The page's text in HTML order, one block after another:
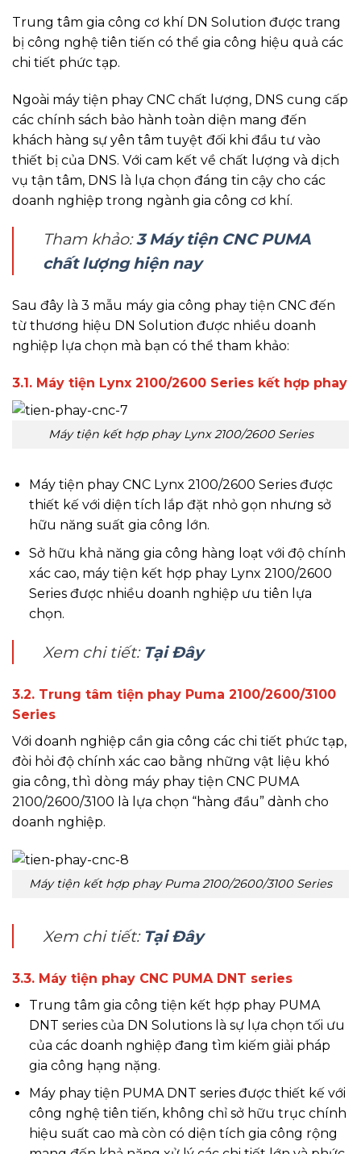
Trung tâm gia công cơ khí DN Solution được trang
bị công nghệ tiên tiến có thể gia công hiệu quả các
chi tiết phức tạp.
Ngoài máy tiện phay CNC chất lượng, DNS cung cấp
các chính sách bảo hành toàn diện mang đến
khách hàng sự yên tâm tuyệt đối khi đầu tư vào
thiết bị của DNS. Với cam kết về chất lượng và dịch
vụ tận tâm, DNS là lựa chọn đáng tin cậy cho các
doanh nghiệp trong ngành gia công cơ khí.
Tham khảo:3 Máy tiện CNC PUMA
chất lượng hiện nay
Sau đây là 3 mẫu máy gia công phay tiện CNC đến
từ thương hiệu DN Solution được nhiều doanh
nghiệp lựa chọn mà bạn có thể tham khảo:
3.1. Máy tiện Lynx 2100/2600 Series kết hợp phay
Máy tiện kết hợp phay Lynx 2100/2600 Series
Máy tiện phay CNC Lynx 2100/2600 Series được
thiết kế với diện tích lắp đặt nhỏ gọn nhưng sở
hữu năng suất gia công lớn.
Sở hữu khả năng gia công hàng loạt với độ chính
xác cao, máy tiện kết hợp phay Lynx 2100/2600
Series được nhiều doanh nghiệp ưu tiên lựa
chọn.
Xem chi tiết: Tại Đây
3.2. Trung tâm tiện phay Puma 2100/2600/3100
Series
Với doanh nghiệp cần gia công các chi tiết phức tạp,
đòi hỏi độ chính xác cao bằng những vật liệu khó
gia công, thì dòng máy phay tiện CNC PUMA
2100/2600/3100 là lựa chọn “hàng đầu” dành cho
doanh nghiệp.
Máy tiện kết hợp phay Puma 2100/2600/3100 Series
Xem chi tiết: Tại Đây
3.3. Máy tiện phay CNC PUMA DNT series
Trung tâm gia công tiện kết hợp phay PUMA
DNT series của DN Solutions là sự lựa chọn tối ưu
của các doanh nghiệp đang tìm kiếm giải pháp
gia công hạng nặng.
Máy phay tiện PUMA DNT series được thiết kế với
công nghệ tiên tiến, không chỉ sở hữu trục chính
hiệu suất cao mà còn có diện tích gia công rộng